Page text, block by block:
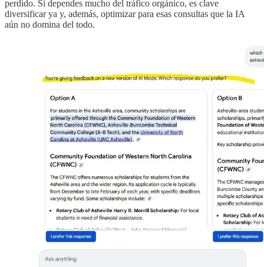
perdido. Si dependes mucho del tráfico orgánico, es clave
diversificar ya y, además, optimizar para esas consultas que la IA
aún no domina del todo.